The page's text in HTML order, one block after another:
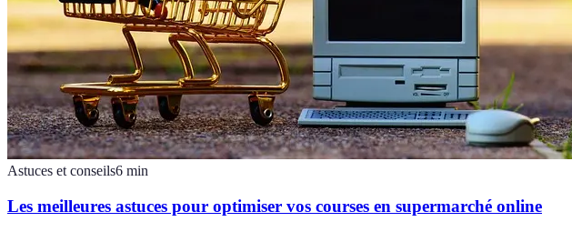
Astuces et conseils6 min
Les meilleures astuces pour optimiser vos courses en supermarché online